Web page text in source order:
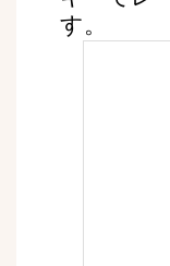
す。